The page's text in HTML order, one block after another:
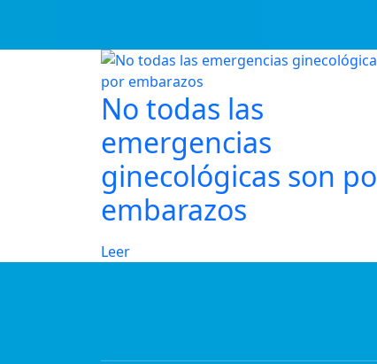
No todas las
emergencias
ginecológicas son
embarazos
Leer